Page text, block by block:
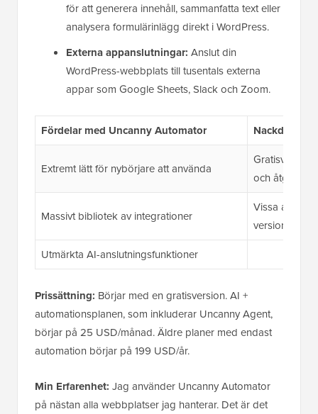
för att generera innehåll, sammanfatta text eller
analysera formulärinlägg direkt i WordPress.
Externa appanslutningar: Anslut din
WordPress-webbplats till tusentals externa
appar som Google Sheets, Slack och Zoom.
Fördelar med Uncanny Automator Nackdelar
Extremt lätt för nybörjare att använda
och åtgärder
Massivt bibliotek av integrationer
Vissa
versionen
Utmärkta AI-anslutningsfunktioner
Prissättning: Börjar med en gratisversion. AI +
automationsplanen, som inkluderar Uncanny Agent,
börjar på 25 USD/månad. Äldre planer med endast
automation börjar på 199 USD/år.
Min Erfarenhet: Jag använder Uncanny Automator
på nästan alla webbplatser jag hanterar. Det är det